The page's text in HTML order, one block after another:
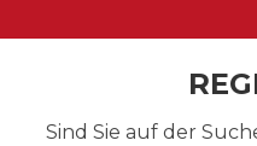
Sind Sie auf der